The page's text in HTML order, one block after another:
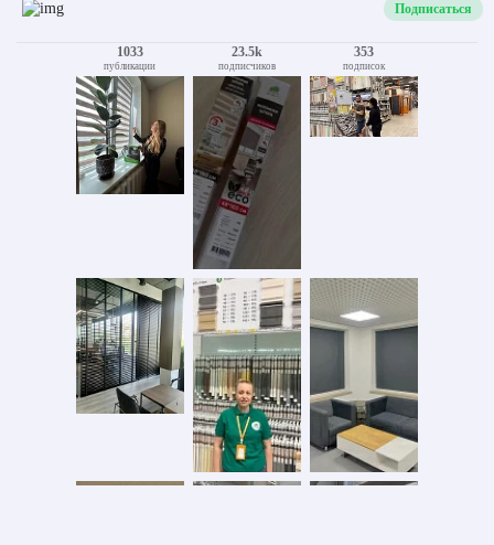
Подписаться
1033
публикации
23.5k
подписчиков
353
подписок